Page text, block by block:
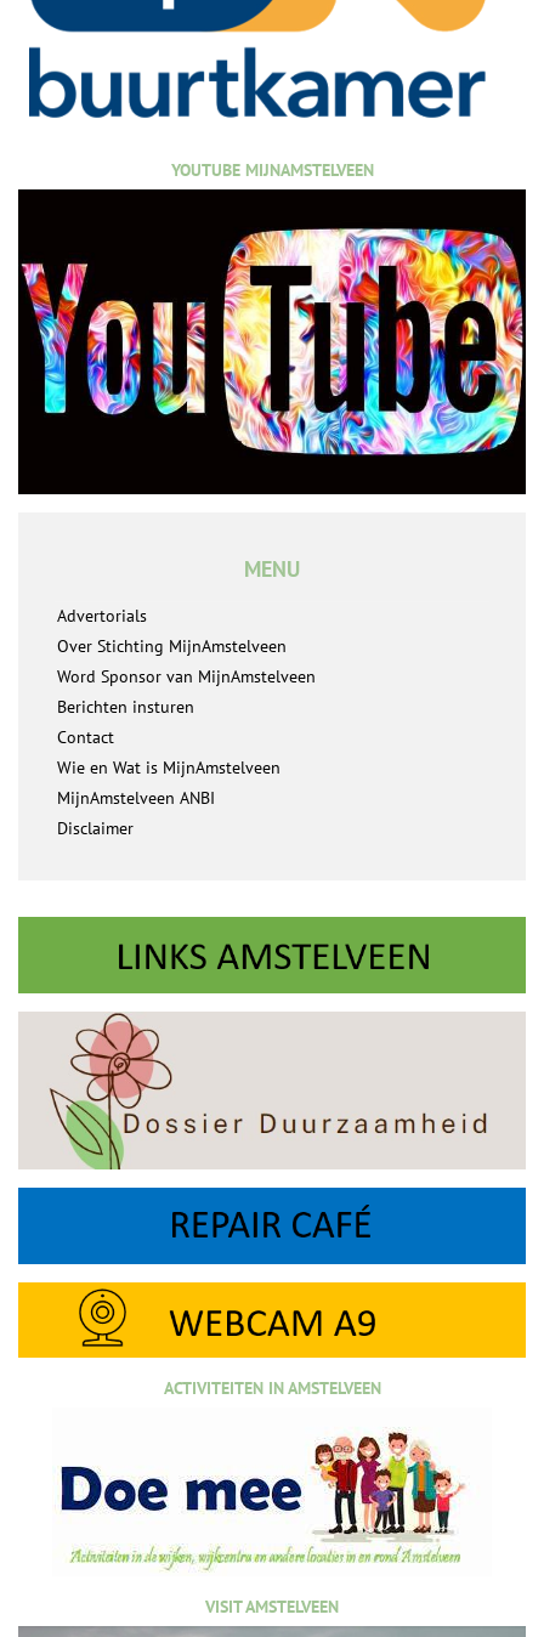
YOUTUBE MIJNAMSTELVEEN
MENU
Advertorials
Over Stichting MijnAmstelveen
Word Sponsor van MijnAmstelveen
Berichten insturen
Contact
Wie en Wat is MijnAmstelveen
MijnAmstelveen ANBI
Disclaimer
ACTIVITEITEN IN AMSTELVEEN
VISIT AMSTELVEEN